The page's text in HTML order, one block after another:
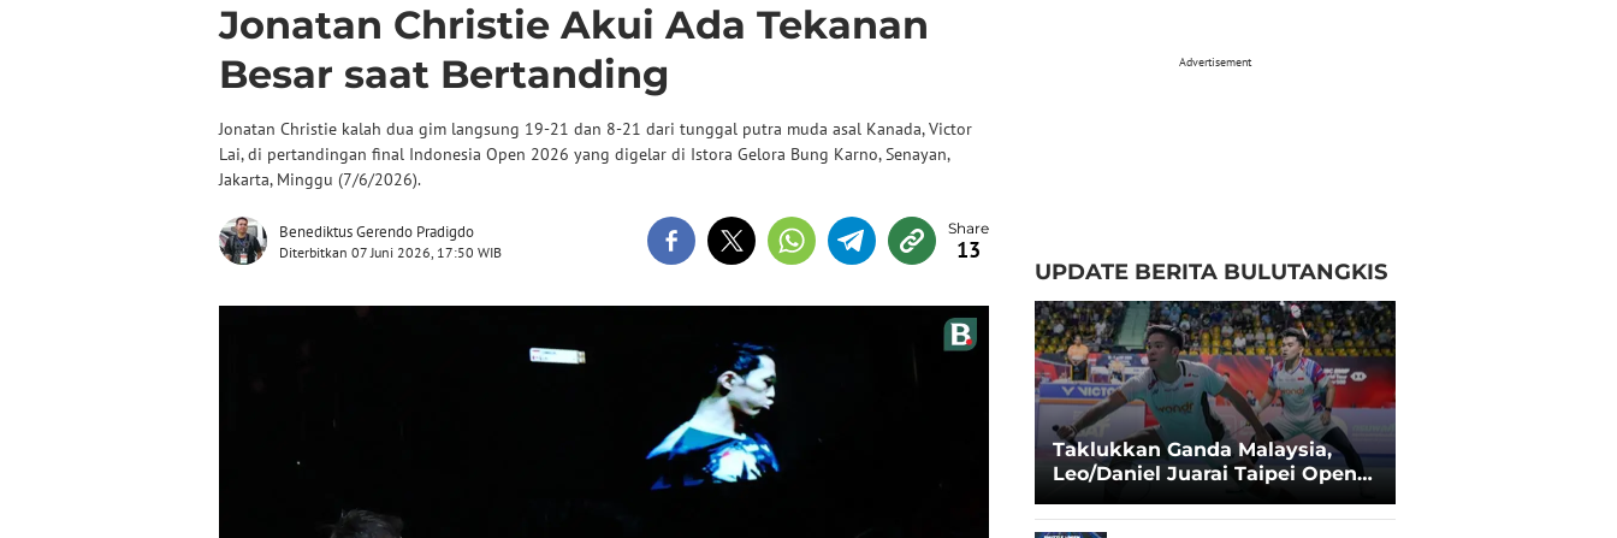
Jonatan Christie Akui Ada Tekanan
Besar saat Bertanding
Jonatan Christie kalah dua gim langsung 19-21 dan 8-21 dari tunggal putra muda asal Kanada, Victor
Lai, di pertandingan final Indonesia Open 2026 yang digelar di Istora Gelora Bung Karno, Senayan,
Jakarta, Minggu (7/6/2026).
Benediktus Gerendo Pradigdo
Diterbitkan 07 Juni 2026, 17:50 WIB 13
Advertisement
UPDATE BERITA BULUTANGKIS
Taklukkan Ganda Malaysia,
Leo/Daniel Juarai Taipei Open